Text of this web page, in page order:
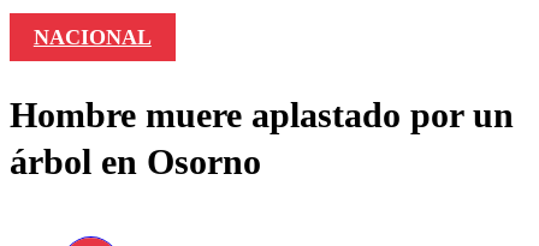
NACIONAL
Hombre muere aplastado por un
árbol en Osorno